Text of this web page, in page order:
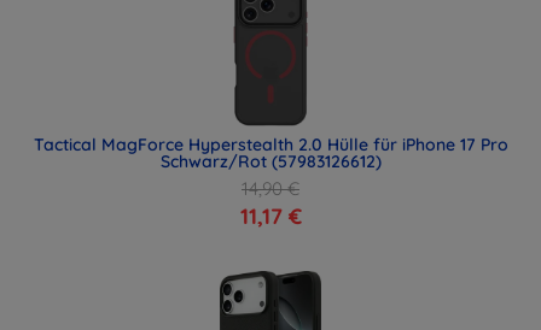
Tactical MagForce Hyperstealth 2.0 Hülle für iPhone 17 Pro
Schwarz/Rot (57983126612)
14,90 €
11,17 €